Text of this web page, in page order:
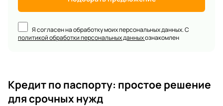
Я согласен на обработку моих персональных данных. С
политикой обработки персональных данныхознакомлен
Кредит по паспорту: простое решение
для срочных нужд